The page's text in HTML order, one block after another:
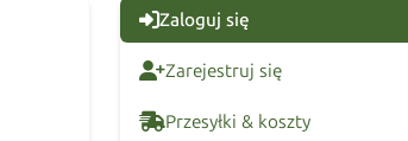
Zaloguj się
Zarejestruj się
Przesyłki & koszty